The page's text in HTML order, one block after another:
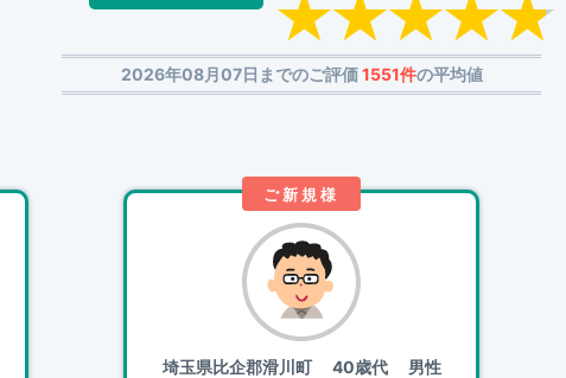
2026年08月07日までのご評価1551件の平均値
ご新規様
埼玉県比企郡滑川町40歳代 男性